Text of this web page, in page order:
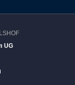
UG